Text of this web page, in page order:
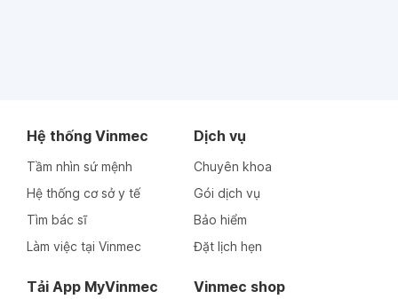
Hệ thống Vinmec
Tầm nhìn sứ mệnh
Hệ thống cơ sở y tế
Tìm bác sĩ
Làm việc tại Vinmec
Dịch vụ
Chuyên khoa
Gói dịch vụ
Bảo hiểm
Đặt lịch hẹn
Tải App MyVinmec Vinmec shop